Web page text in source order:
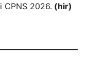
CPNS 2026. (hir)